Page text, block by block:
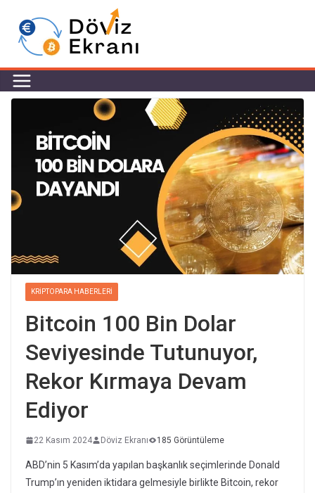
KRIPTOPARA HABERLERI
Bitcoin 100 Bin Dolar
Seviyesinde Tutunuyor,
Rekor Kırmaya Devam
Ediyor
22 Kasım 2024 Döviz Ekranı 185 Görüntüleme
ABD’nin 5 Kasım’da yapılan başkanlık seçimlerinde Donald
Trump’ın yeniden iktidara gelmesiyle birlikte Bitcoin, rekor